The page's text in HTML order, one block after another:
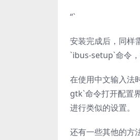
“`
安装完成后，同样
`ibus-setup`命令，
在使用中文输入法
gtk`命令打开配置
进行类似的设置。
还有一些其他的方